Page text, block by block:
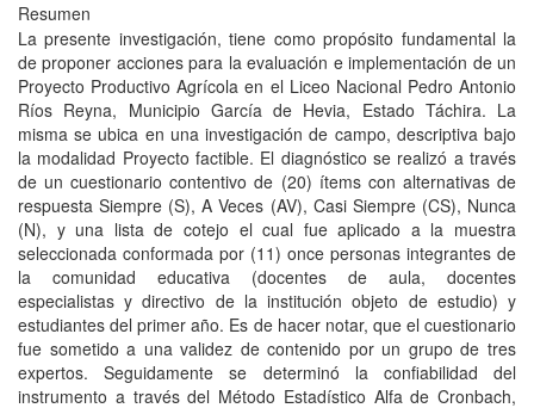
Resumen
La presente investigación, tiene como propósito fundamental la
de proponer acciones para la evaluación e implementación de un
Proyecto Productivo Agrícola en el Liceo Nacional Pedro Antonio
Ríos Reyna, Municipio García de Hevia, Estado Táchira. La
misma se ubica en una investigación de campo, descriptiva bajo
la modalidad Proyecto factible. El diagnóstico se realizó a través
de un cuestionario contentivo de (20) ítems con alternativas de
respuesta Siempre (S), A Veces (AV), Casi Siempre (CS), Nunca
(N), y una lista de cotejo el cual fue aplicado a la muestra
seleccionada conformada por (11) once personas integrantes de
la comunidad educativa (docentes de aula, docentes
especialistas y directivo de la institución objeto de estudio) y
estudiantes del primer año. Es de hacer notar, que el cuestionario
fue sometido a una validez de contenido por un grupo de tres
expertos. Seguidamente se determinó la confiabilidad del
instrumento a través del Método Estadístico Alfa de Cronbach,